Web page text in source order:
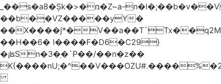
_��s�a8�Șk�>�ռ�Z~a-
��b�֑�VZ�����yΥ�
��X����*�
��H��6� l����F�D6�C29}
�¡ʪSn�3�ְ�`P��/��n�z��